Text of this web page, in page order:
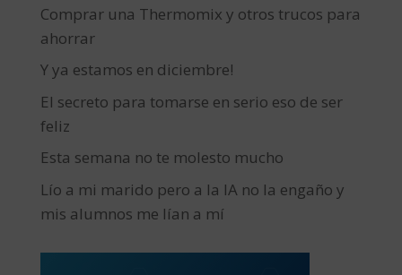
Comprar una Thermomix y otros trucos para
ahorrar
Y ya estamos en diciembre!
El secreto para tomarse en serio eso de ser
feliz
Esta semana no te molesto mucho
Lío a mi marido pero a la IA no la engaño y
mis alumnos me lían a mí